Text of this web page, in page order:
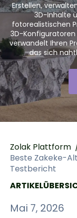
Erstellen,
3D-Inhalte
fotorealistischen
3D-Konfiguratoren
verwandelt Ihren
das sich
Zolak Plattform
Beste Zakeke-
Testbericht
Mai 7, 2026